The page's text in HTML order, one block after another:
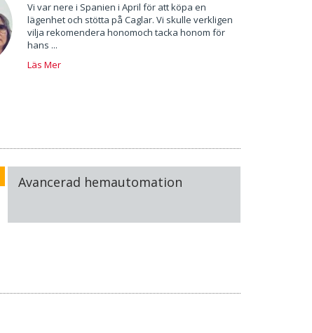
Vi var nere i Spanien i April för att köpa en
lägenhet och stötta på Caglar. Vi skulle verkligen
vilja rekomendera honomoch tacka honom för
hans ...
Läs Mer
Avancerad hemautomation